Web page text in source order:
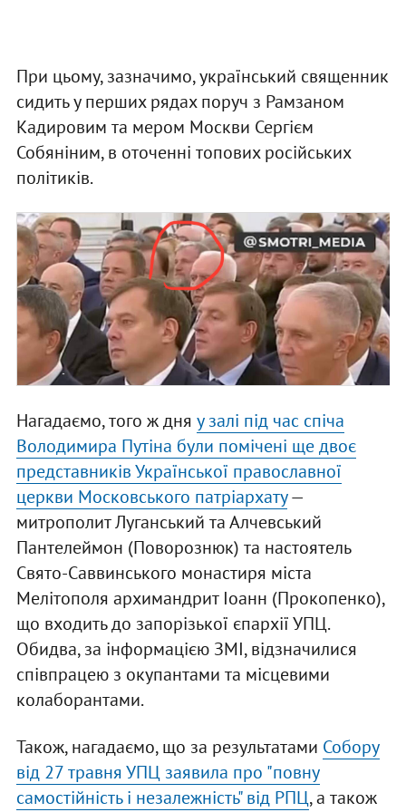
При цьому, зазначимо, український священник
сидить у перших рядах поруч з Рамзаном
Кадировим та мером Москви Сергієм
Собяніним, в оточенні топових російських
політиків.
Нагадаємо, того ж дня у залі під час спіча
Володимира Путіна були помічені ще двоє
представників Української православної
церкви Московського патріархату—
митрополит Луганський та Алчевський
Пантелеймон (Поворознюк) та настоятель
Свято-Саввинського монастиря міста
Мелітополя архимандрит Іоанн (Прокопенко),
що входить до запорізької єпархії УПЦ.
Обидва, за інформацією ЗМІ, відзначилися
співпрацею з окупантами та місцевими
колаборантами.
Також, нагадаємо, що за результатами Собору
від 27 травня УПЦ заявила про "повну
самостійність і незалежність" від РПЦ, а також